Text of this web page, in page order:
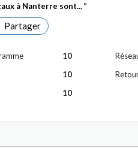
à Nanterre sont...
Partager
10
10
10